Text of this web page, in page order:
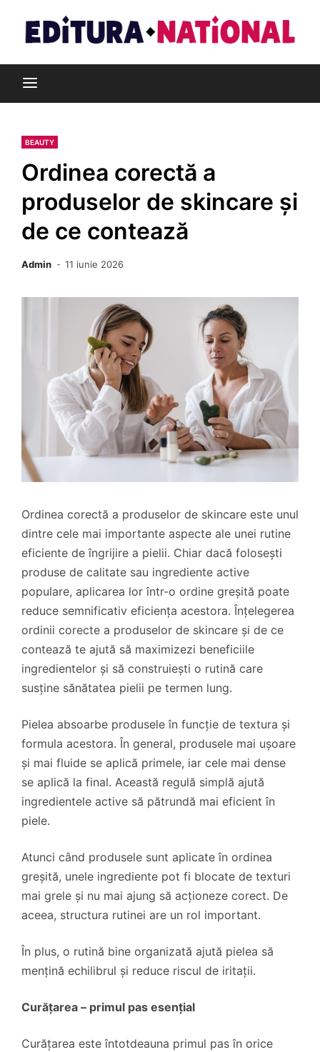
content
Editura Național
BEAUTY
Ordinea corectă a
produselor de skincare și
de ce contează
Admin 11 iunie 2026
Ordinea corectă a produselor de skincare este unul
dintre cele mai importante aspecte ale unei rutine
eficiente de îngrijire a pielii. Chiar dacă folosești
produse de calitate sau ingrediente active
populare, aplicarea lor într-o ordine greșită poate
reduce semnificativ eficiența acestora. Înțelegerea
ordinii corecte a produselor de skincare și de ce
contează te ajută să maximizezi beneficiile
ingredientelor și să construiești o rutină care
susține sănătatea pielii pe termen lung.
Pielea absoarbe produsele în funcție de textura și
formula acestora. În general, produsele mai ușoare
și mai fluide se aplică primele, iar cele mai dense
se aplică la final. Această regulă simplă ajută
ingredientele active să pătrundă mai eficient în
piele.
Atunci când produsele sunt aplicate în ordinea
greșită, unele ingrediente pot fi blocate de texturi
mai grele și nu mai ajung să acționeze corect. De
aceea, structura rutinei are un rol important.
În plus, o rutină bine organizată ajută pielea să
mențină echilibrul și reduce riscul de iritații.
Curățarea – primul pas esențial
Curățarea este întotdeauna primul pas în orice